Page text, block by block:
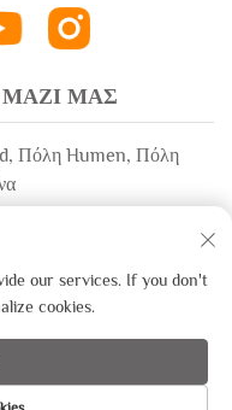
ΜΑΣ
Πόλη Humen, Πόλη
Xinsheng Garment
our services. If you don't
cookies.